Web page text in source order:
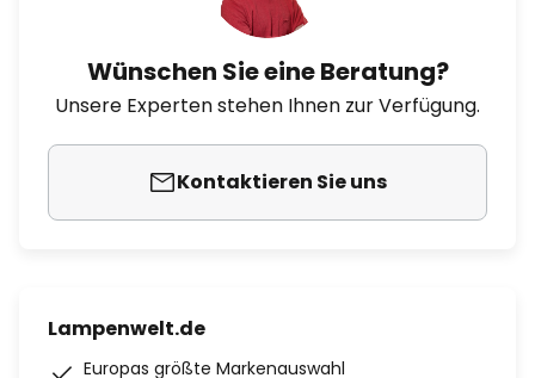
Wünschen Sie eine Beratung?
Unsere Experten stehen Ihnen zur Verfügung.
Kontaktieren Sie uns
Lampenwelt.de
Europas größte Markenauswahl